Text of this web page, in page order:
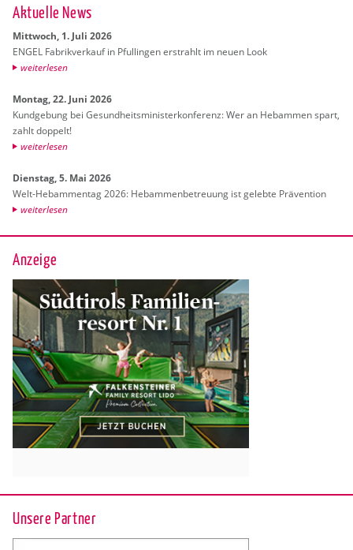
Ak­tu­el­le News
Mitt­woch, 1. Juli 2026
ENGEL Fa­brik­ver­kauf in Pful­lin­gen er­strahlt im neuen Look
wei­ter­le­sen
Mon­tag, 22. Juni 2026
Kund­ge­bung bei Ge­sund­heits­mi­nis­ter­kon­fe­renz: Wer an Heb­am­men spart,
zahlt dop­pelt!
wei­ter­le­sen
Diens­tag, 5. Mai 2026
Welt-Heb­am­men­tag 2026: Heb­am­men­be­treu­ung ist ge­leb­te Prä­ven­ti­on
wei­ter­le­sen
Anzeige
Unsere Partner